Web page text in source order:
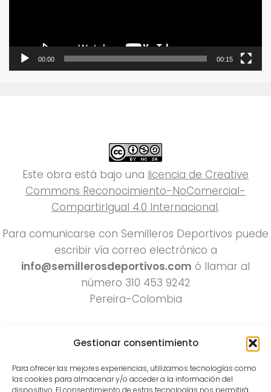
Gestionar consentimiento
Para ofrecer las mejores experiencias, utilizamos tecnologías como
las cookies para almacenar y/o acceder a la información del
dispositivo. El consentimiento de estas tecnologías nos permitirá
00:00 00:15
Este obra está bajo una licencia de Creative
Commons Reconocimiento-NoComercial-
CompartirIgual 4.0 Internacional.
Para comunicarse con Semilleros Deportivos puede
escribir vía correo electrónico a
info@semillerosdeportivos.com ó llamar al
número 310 453 9242
Pereira-Colombia